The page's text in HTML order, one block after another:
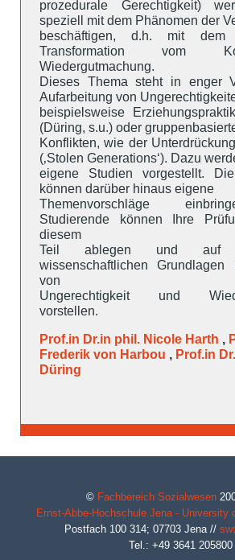
prozedurale Gerechtigkeit)
speziell mit dem Phänomen der
beschäftigen, d.h. mit dem
Transformation vom
Wiedergutmachung.
Dieses Thema steht in enger
Aufarbeitung von
beispielsweise
(Düring, s.u.) oder
Konflikten, wie der
(‚Stolen Generations‘). Dazu
eigene Studien vorgestellt.
können darüber hinaus eigene
Themenvorschläge
Studierende können Ihre
diesem
Teil ablegen und auf
wissenschaftlichen Grundlagen
von
Ungerechtigkeit und
vorstellen.
Prof.in Dr.in phil. Nicole Harth ,
Frederik von Harbou , Prof.in
Düring
© Fachbereich Sozialwesen
Ernst-Abbe-Hochschule Jena - University
Postfach 100 314; 07703 Jena//
Tel.: +49 3641 205800